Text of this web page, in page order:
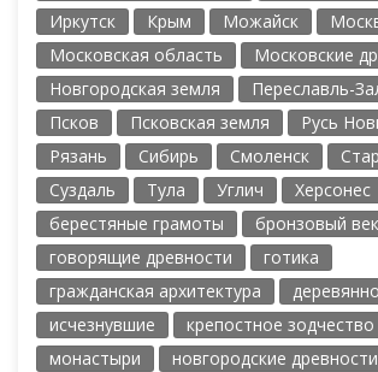
Иркутск
Крым Можайск
Московская область
Московские
Новгородская земля
Переславль-
Псков
Псковская земля
Русь
Рязань
Сибирь Смоленск
Суздаль
Тула Углич
Херсонес
берестяные грамоты
бронзовый век
говорящие древности
готика
гражданская архитектура
исчезнувшие
крепостное зодчество
монастыри
новгородские древности